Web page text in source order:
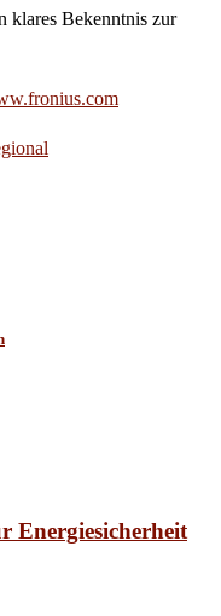
klares Bekenntnis zur
Energiesicherheit